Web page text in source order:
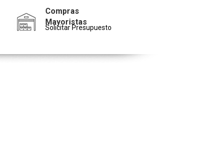
Compras
Mayoristas
Solicitar Presupuesto